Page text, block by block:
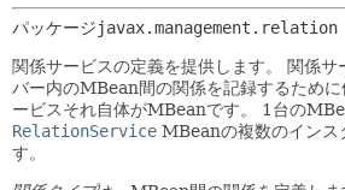
使用
ツリー
プレビュー
新規
パッケージjavax.management.relation
関係サービスの定義を提供します。
関係サ
バー内のMBean間の関係を記録するために
ービスそれ自体がMBeanです。
1台の
RelationService MBeanの複数のインス
す。